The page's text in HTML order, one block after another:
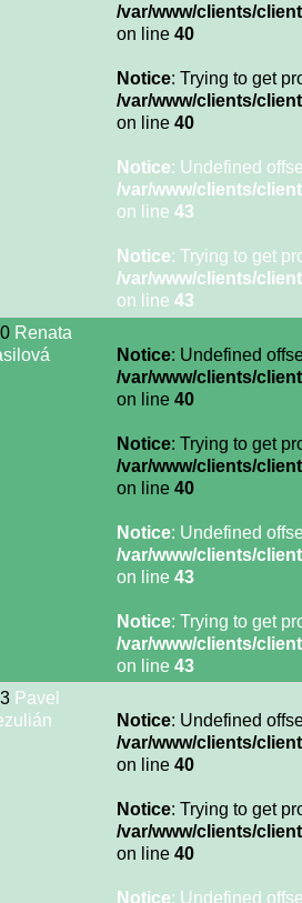
/var/www/clients/
on line 40
Notice: Trying to get
/var/www/clients/
on line 40
Notice: Undefined
/var/www/clients/
on line 43
Notice: Trying to get
/var/www/clients/
on line 43
Renata
Notice: Undefined
/var/www/clients/
on line 40
Notice: Trying to get
/var/www/clients/
on line 40
Notice: Undefined
/var/www/clients/
on line 43
Notice: Trying to get
/var/www/clients/
on line 43
Pavel
Notice: Undefined
/var/www/clients/
on line 40
Notice: Trying to get
/var/www/clients/
on line 40
Notice: Undefined